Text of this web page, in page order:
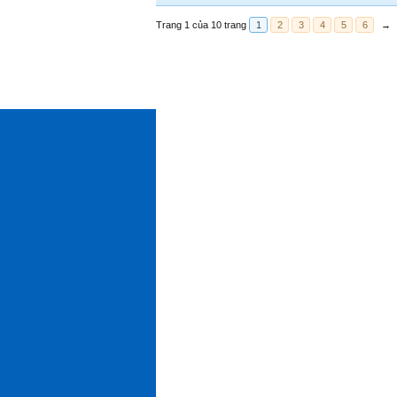
Trang 1 của 10 trang 1 2 3 4 5 6 →